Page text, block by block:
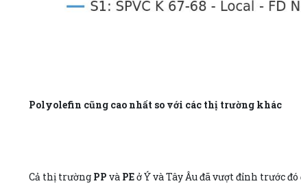
Polyolefin cũng cao nhất so với các thị trường khác
Cả thị trường PP và PEở Ý và Tây Âu đã vượt đỉnh trước